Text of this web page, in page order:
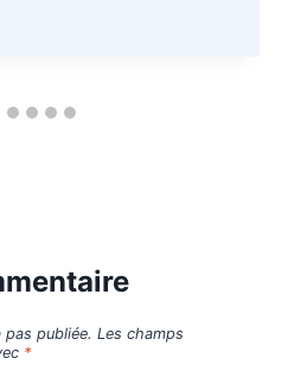
publiée. Les champs
*